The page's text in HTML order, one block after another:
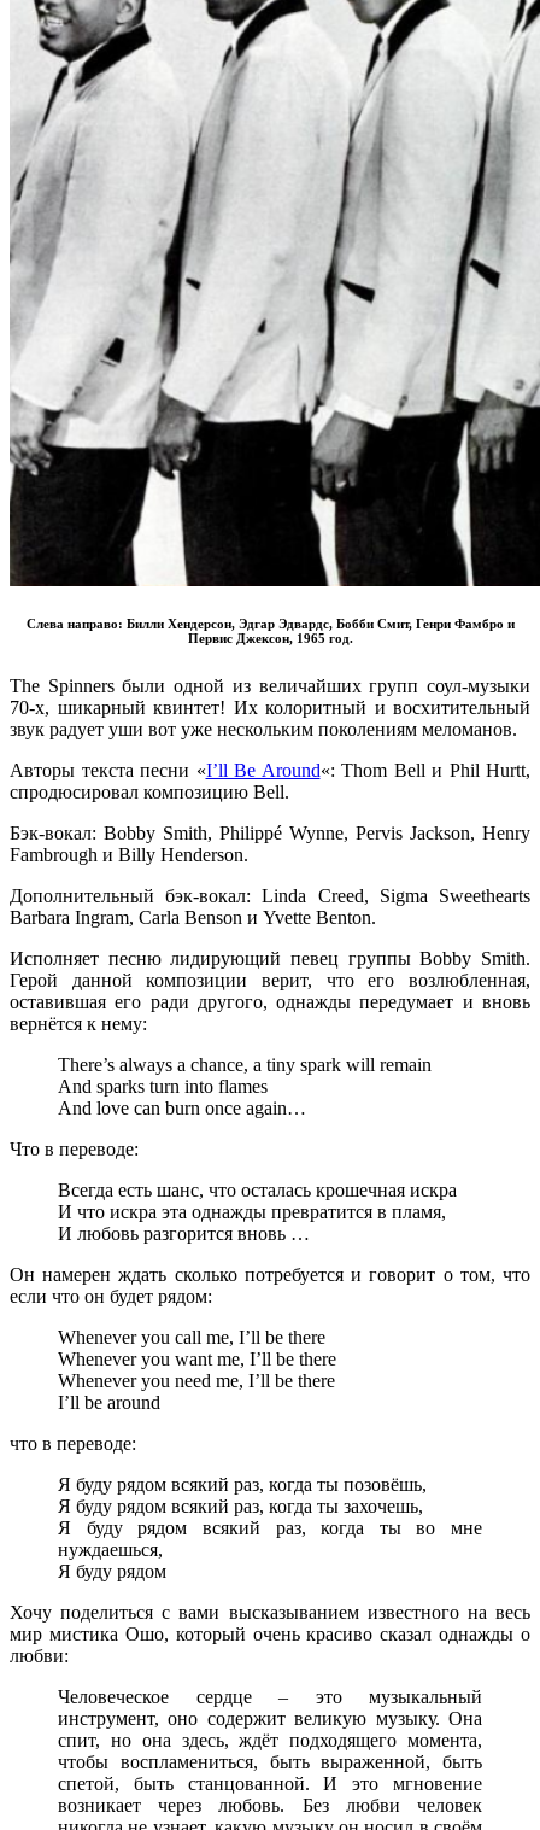
Слева направо: Билли Хендерсон, Эдгар Эдвардс, Бобби Смит, Генри Фамбро и
Первис Джексон, 1965 год.
The Spinnersбыли одной из величайших групп соул-музыки
70-х, шикарный квинтет! Их колоритный и восхитительный
звук радует уши вот уже нескольким поколениям меломанов.
Авторы текста песни «I’ll Be Around«: Thom Bell и Phil Hurtt,
спродюсировал композицию Bell.
Бэк-вокал: Bobby Smith, Philippé Wynne, Pervis Jackson, Henry
Fambrough и Billy Henderson.
Дополнительный бэк-вокал:Linda Creed, Sigma Sweethearts
Barbara Ingram, Carla Benson и Yvette Benton.
Исполняет песню лидирующий певец группыBobby Smith.
Герой данной композиции верит, что его возлюбленная,
оставившая его ради другого, однажды передумает и вновь
вернётся к нему:
There’s always a chance, a tiny spark will remain
And sparks turn into flames
And love can burn once again…
Что в переводе:
Всегда есть шанс, что осталась крошечная искра
И что искра эта однажды превратится в пламя,
И любовь разгорится вновь …
Он намерен ждать сколько потребуется и говорит о том, что
если что он будет рядом:
Whenever you call me, I’ll be there
Whenever you want me, I’ll be there
Whenever you need me, I’ll be there
I’ll be around
что в переводе:
Я буду рядом всякий раз, когда ты позовёшь,
Я буду рядом всякий раз, когда ты захочешь,
Я буду рядом всякий раз, когда ты во мне
нуждаешься,
Я буду рядом
Хочу поделиться с вами высказыванием известного на весь
мир мистика Ошо, который очень красиво сказал однажды о
любви:
Человеческое сердце – это музыкальный
инструмент, оно содержит великую музыку. Она
спит, но она здесь, ждёт подходящего момента,
чтобы воспламениться, быть выраженной, быть
спетой, быть станцованной. И это мгновение
возникает через любовь. Без любви человек